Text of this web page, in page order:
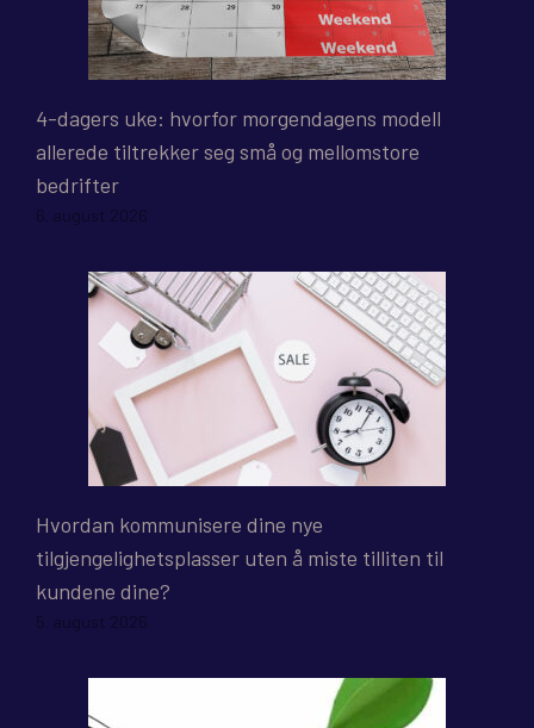
4-dagers uke: hvorfor morgendagens modell
allerede tiltrekker seg små og mellomstore
bedrifter
6. august 2026
Hvordan kommunisere dine nye
tilgjengelighetsplasser uten å miste tilliten til
kundene dine?
5. august 2026